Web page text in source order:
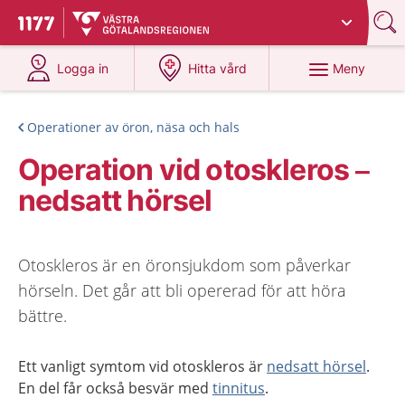
Till startsidan för 1177
Du har valt region
Logga in
på 1177.se
Hitta vård
på 1177.se
Meny
Operationer av öron, näsa och hals
Operation vid otoskleros –
nedsatt hörsel
Otoskleros är en öronsjukdom som påverkar
hörseln. Det går att bli opererad för att höra
bättre.
Ett vanligt symtom vid otoskleros är nedsatt hörsel.
En del får också besvär med tinnitus.